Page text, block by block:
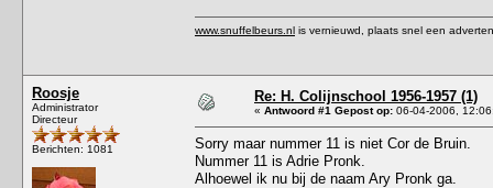
www.snuffelbeurs.nl is vernieuwd, plaats snel een
Roosje
Administrator
Directeur
Berichten: 1081
Re: H. Colijnschool 1956-1957 (1)
« Antwoord #1 Gepost op: 06-04-2006,
Sorry maar nummer 11 is niet Cor de Bruin.
Nummer 11 is Adrie Pronk.
Alhoewel ik nu bij de naam Ary Pronk ga.